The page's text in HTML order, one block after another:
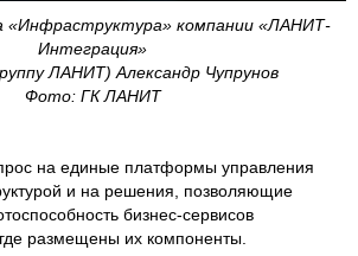
«Инфраструктура» компании «ЛАНИТ-
Интеграция»
ЛАНИТ) Александр Чупрунов
Фото: ГК ЛАНИТ
на единые платформы управления
и на решения, позволяющие
бизнес-сервисов
размещены их компоненты.